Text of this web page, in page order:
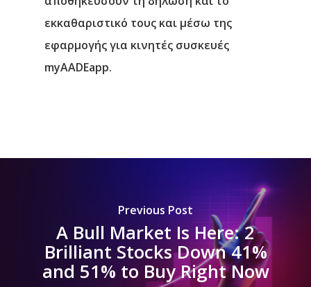
εκκαθαριστικό τους και μέσω της
εφαρμογής για κινητές συσκευές
myAADEapp.
Previous Post
A Bull Market Is Here: 2
Brilliant Stocks Down 41%
and 51% to Buy Right Now